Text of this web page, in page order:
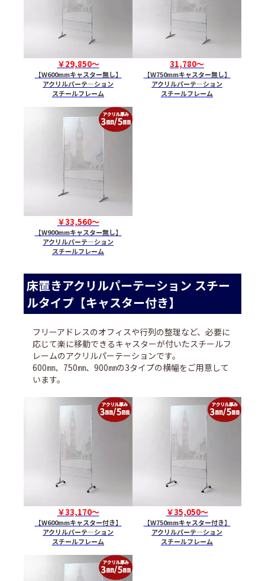
￥29,850～
【W600mmキャスター無し】
アクリルパーテ―ション
スチールフレーム
31,780～
【W750mmキャスター無し】
アクリルパーテ―ション
スチールフレーム
￥33,560～
【W900mmキャスター無し】
アクリルパーテ―ション
スチールフレーム
床置きアクリルパーテーション スチー
ルタイプ【キャスター付き】
フリーアドレスのオフィスや行列の整理など、必要に
応じて楽に移動できるキャスターが付いたスチールフ
レームのアクリルパーテーションです。
600㎜、750㎜、900㎜の3タイプの横幅をご用意して
います。
￥33,170～
【W600mmキャスター付き】
アクリルパーテ―ション
スチールフレーム
￥35,050～
【W750mmキャスター付き】
アクリルパーテ―ション
スチールフレーム